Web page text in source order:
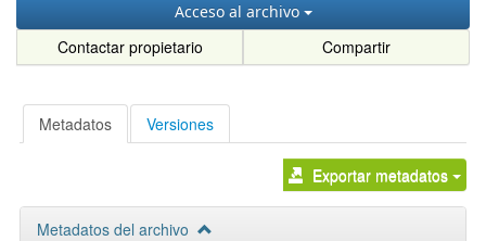
Acceso al archivo
Contactar propietario Compartir
Metadatos Versiones
Exportar metadatos
Metadatos del archivo